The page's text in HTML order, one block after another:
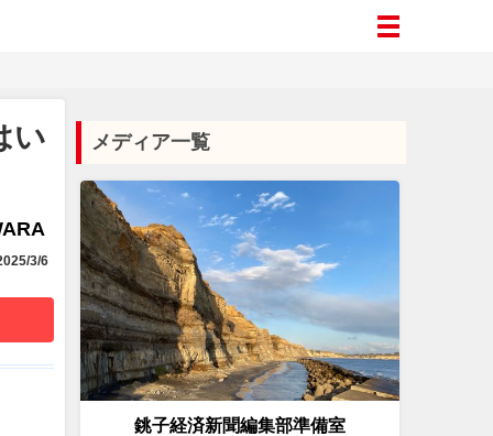
い
3/6
メディア一覧
銚子経済新聞編集部準備室